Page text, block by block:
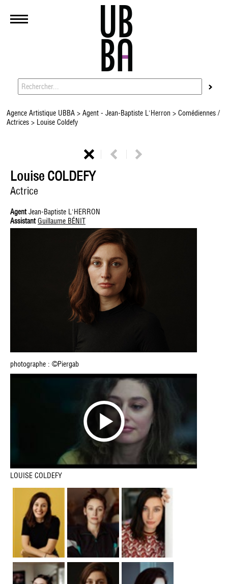
Agence Artistique UBBA>Agent - Jean-Baptiste L'Herron > Comédiennes /
Actrices> Louise Coldefy
Louise COLDEFY
Actrice
AgentJean-Baptiste L'HERRON
AssistantGuillaume BÉNIT
photographe : ©Piergab
LOUISE COLDEFY